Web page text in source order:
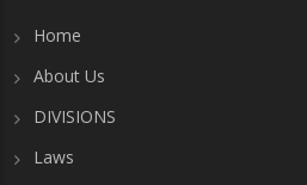
Home
About Us
DIVISIONS
Laws